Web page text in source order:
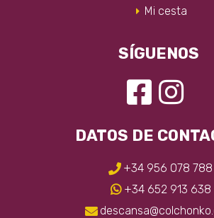
producto
Mi cesta
SÍGUENOS
DATOS DE
+34 956 078 788
+34 652 913 638